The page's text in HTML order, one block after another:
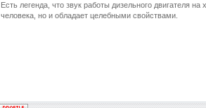
Есть легенда, что звук работы дизельного двигателя
человека, но и обладает целебными свойствами.